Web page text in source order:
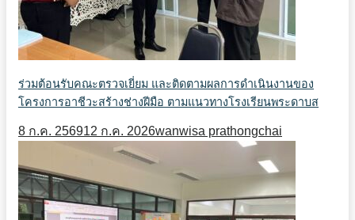
ร่วมต้อนรับคณะตรวจเยี่ยม และติดตามผลการดำเนินงานของ
โครงการอาชีวะสร้างช่างฝีมือ ตามแนวทางโรงเรียนพระดาบส
8 ก.ค. 256912 ก.ค. 2026wanwisa prathongchai